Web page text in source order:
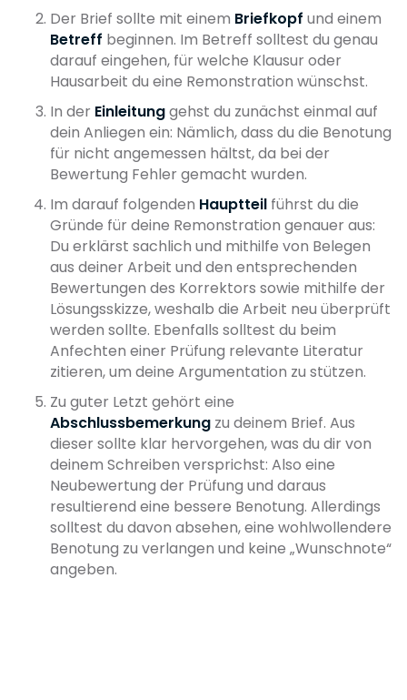
Der Brief sollte mit einem Briefkopf und einem
Betreff beginnen. Im Betreff solltest du genau
darauf eingehen, für welche Klausur oder
Hausarbeit du eine Remonstration wünschst.
In der Einleitunggehst du zunächst einmal auf
dein Anliegen ein: Nämlich, dass du die Benotung
für nicht angemessen hältst, da bei der
Bewertung Fehler gemacht wurden.
Im darauf folgenden Hauptteil führst du die
Gründe für deine Remonstration genauer aus:
Du erklärst sachlich und mithilfe von Belegen
aus deiner Arbeit und den entsprechenden
Bewertungen des Korrektors sowie mithilfe der
Lösungsskizze, weshalb die Arbeit neu überprüft
werden sollte. Ebenfalls solltest du beim
Anfechten einer Prüfung relevante Literatur
zitieren, um deine Argumentation zu stützen.
Zu guter Letzt gehört eine
Abschlussbemerkung zu deinem Brief. Aus
dieser sollte klar hervorgehen, was du dir von
deinem Schreiben versprichst: Also eine
Neubewertung der Prüfung und daraus
resultierend eine bessere Benotung. Allerdings
solltest du davon absehen, eine wohlwollendere
Benotung zu verlangen und keine „Wunschnote“
angeben.